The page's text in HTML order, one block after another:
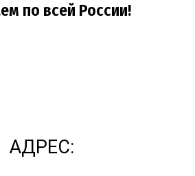
по всей России!
АДРЕС: